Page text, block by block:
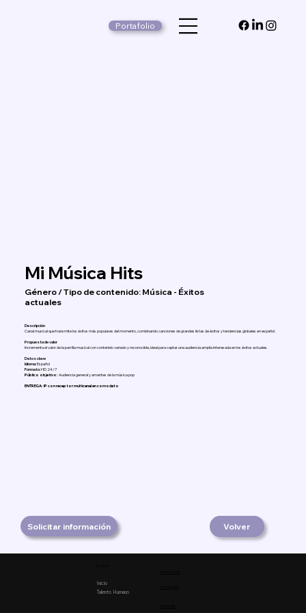
Portafolio
Mi Música Hits
Género / Tipo de contenido: Música - Éxitos
actuales
Descripción
Canal musical que transmite los éxitos más populares del momento, combinando canciones de grandes listas de éxitos y tendencias globales en español.
Propuesta de valor
Incrementa el valor de la parrilla musical con contenido variado y reconocible, ideal para captar una audiencia amplia interesada en los éxitos actuales.
Datos clave
Idioma:Español
Formato:HD 24/7
Público objetivo: Audiencia general y amantes de la música pop
ENTREGA: IP con receptor multicanal en comodato
Solicitar información Volver
Inicio
Talento Humano